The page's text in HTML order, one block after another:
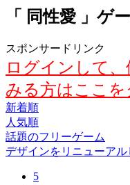
「 同性愛 」ゲ
スポンサードリンク
ログインして
みる方はここを
新着順
人気順
話題のフリーゲーム
デザインをリニューアル
5